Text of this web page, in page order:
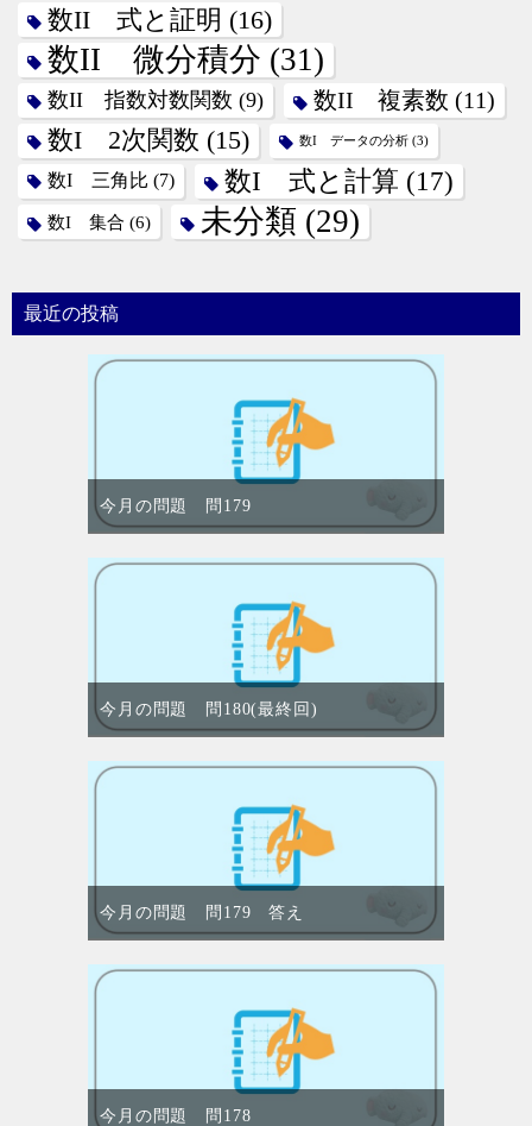
数II 式と証明 (16)
数II 微分積分 (31)
数II 指数対数関数 (9) 数II 複素数 (11)
数I 2次関数 (15) 数I データの分析 (3)
数I 三角比 (7) 数I 式と計算 (17)
数I 集合 (6) 未分類 (29)
最近の投稿
今月の問題 問179
今月の問題 問180(最終回)
今月の問題 問179 答え
今月の問題 問178